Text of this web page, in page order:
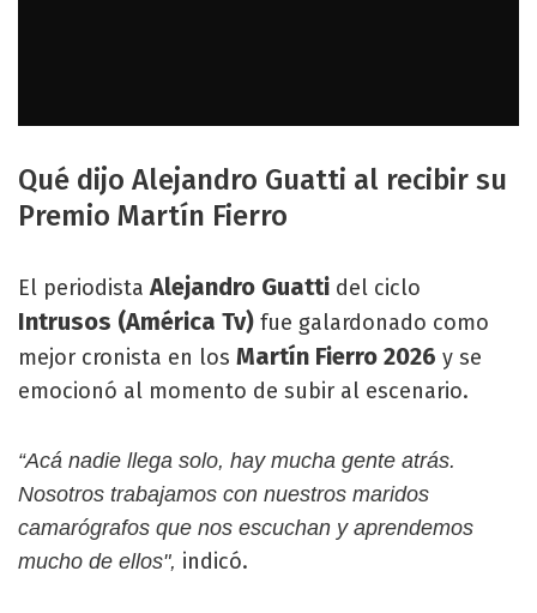
Qué dijo Alejandro Guatti al recibir su
Premio Martín Fierro
El periodistaAlejandro Guatti del ciclo
Intrusos (América Tv) fue galardonado como
mejor cronista en los Martín Fierro 2026 y se
emocionó al momento de subir al escenario.
“Acá nadie llega solo, hay mucha gente atrás.
Nosotros trabajamos con nuestros maridos
camarógrafos que nos escuchan y aprendemos
mucho de ellos", indicó.